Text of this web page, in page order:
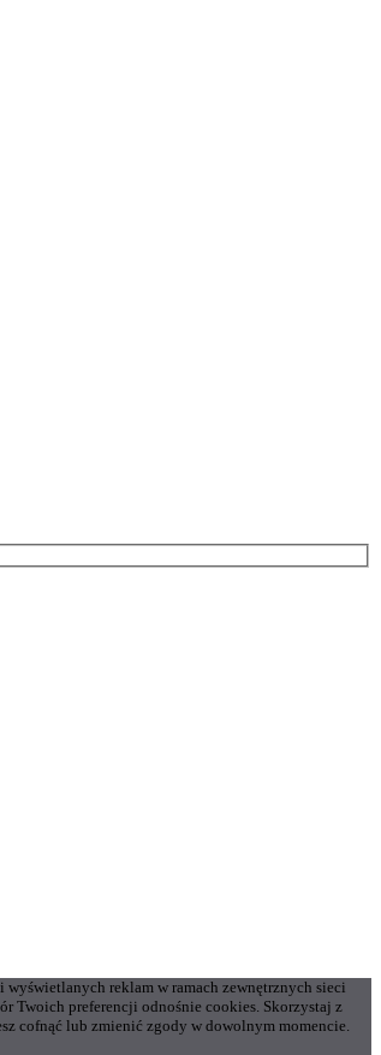
reklam w ramach zewnętrznych sieci
Twoich preferencji odnośnie cookies. Skorzystaj z
cofnąć lub zmienić zgody w dowolnym momencie.